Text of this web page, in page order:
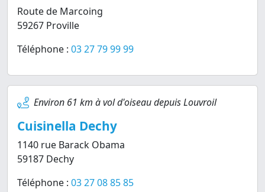
Route de Marcoing
59267 Proville
Téléphone : 03 27 79 99 99
Environ 61 km à vol d'oiseau depuis Louvroil
Cuisinella Dechy
1140 rue Barack Obama
59187 Dechy
Téléphone : 03 27 08 85 85